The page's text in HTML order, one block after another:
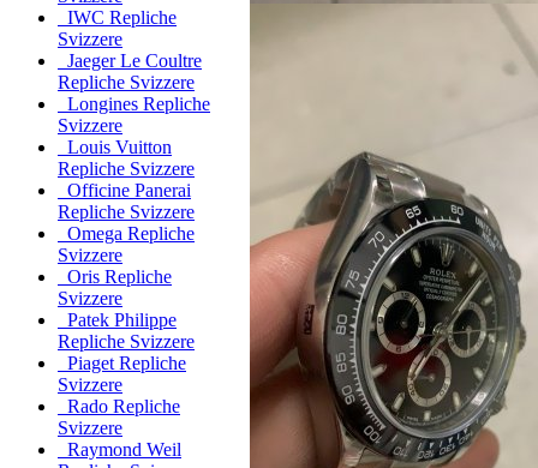
IWC Repliche
Svizzere
Jaeger Le Coultre
Repliche Svizzere
Longines Repliche
Svizzere
Louis Vuitton
Repliche Svizzere
Officine Panerai
Repliche Svizzere
Omega Repliche
Svizzere
Oris Repliche
Svizzere
Patek Philippe
Repliche Svizzere
Piaget Repliche
Svizzere
Rado Repliche
Svizzere
Raymond Weil